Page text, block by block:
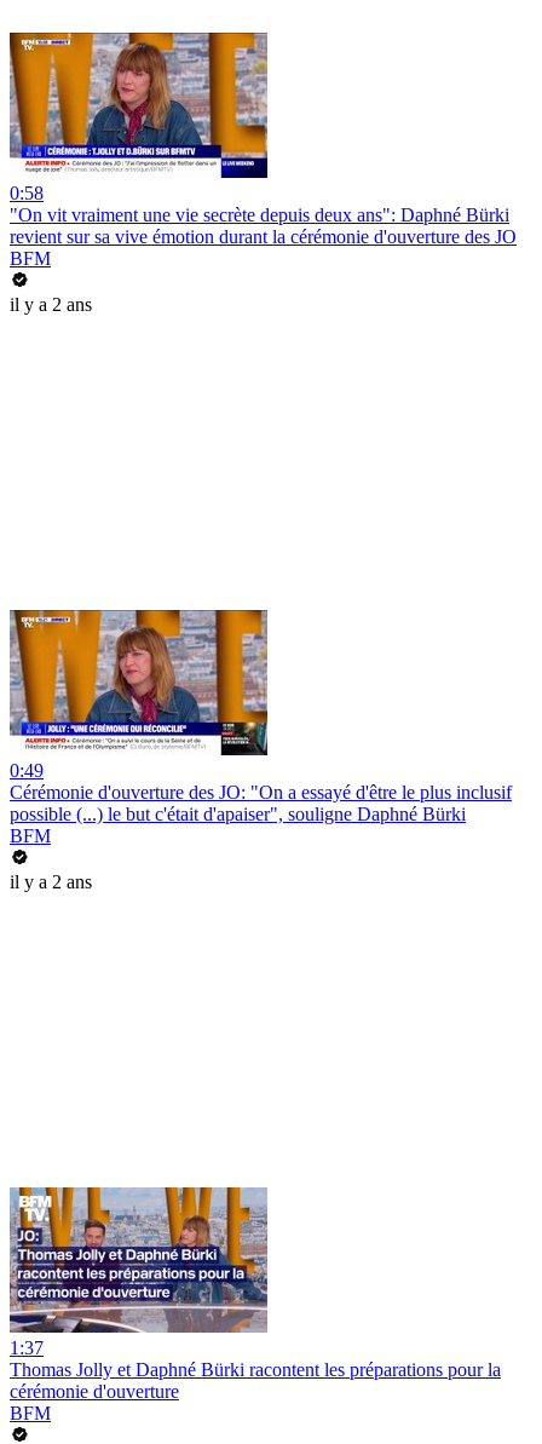
0:58
"On vit vraiment une vie secrète depuis deux ans": Daphné Bürki
revient sur sa vive émotion durant la cérémonie d'ouverture des JO
BFM
il y a 2 ans
0:49
Cérémonie d'ouverture des JO: "On a essayé d'être le plus inclusif
possible (...) le but c'était d'apaiser", souligne Daphné Bürki
BFM
il y a 2 ans
1:37
Thomas Jolly et Daphné Bürki racontent les préparations pour la
cérémonie d'ouverture
BFM